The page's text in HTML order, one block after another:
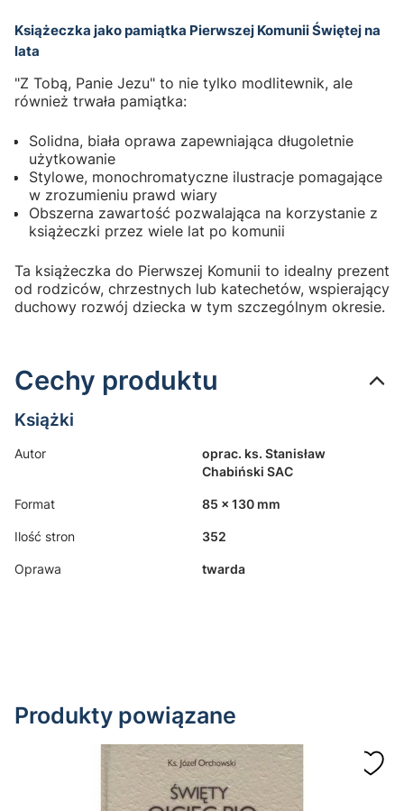
Książeczka jako pamiątka Pierwszej Komunii Świętej na
lata
"Z Tobą, Panie Jezu" to nie tylko modlitewnik, ale
również trwała pamiątka:
Solidna, biała oprawa zapewniająca długoletnie
użytkowanie
Stylowe, monochromatyczne ilustracje pomagające
w zrozumieniu prawd wiary
Obszerna zawartość pozwalająca na korzystanie z
książeczki przez wiele lat po komunii
Ta książeczka do Pierwszej Komunii to idealny prezent
od rodziców, chrzestnych lub katechetów, wspierający
duchowy rozwój dziecka w tym szczególnym okresie.
Cechy produktu
Książki
Autor
oprac. ks. Stanisław
Chabiński SAC
Format 85 x 130 mm
Ilość stron 352
Oprawa twarda
Produkty powiązane